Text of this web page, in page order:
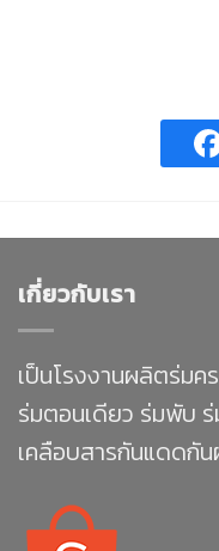
เกี่ยวกับเรา
เป็นโรงงานผลิตร่ม
ร่มตอนเดียว ร่มพับ ร่
เคลือบสารกันแดดกั